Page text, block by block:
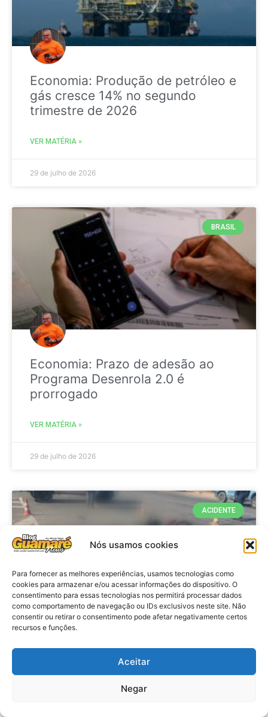
Nós usamos cookies
Para fornecer as melhores experiências, usamos tecnologias como
cookies para armazenar e/ou acessar informações do dispositivo. O
consentimento para essas tecnologias nos permitirá processar dados
como comportamento de navegação ou IDs exclusivos neste site. Não
consentir ou retirar o consentimento pode afetar negativamente certos
recursos e funções.
Aceitar
Negar
Economia: Produção de petróleo e
gás cresce 14% no segundo
trimestre de 2026
VER MATÉRIA »
29 de julho de 2026
BRASIL
Economia: Prazo de adesão ao
Programa Desenrola 2.0 é
prorrogado
VER MATÉRIA »
29 de julho de 2026
ACIDENTE
Acidente: A caminho do trabalho
professora se envolve em
acidente e vai a obito na RN 118
no Alto do Rodrigues, RN